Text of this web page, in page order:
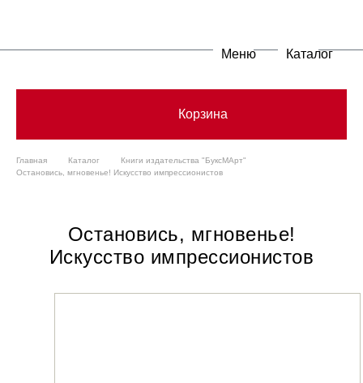
Меню Каталог
Корзина
Главная Каталог
Книги издательства "БуксМАрт"
Остановись, мгновенье! Искусство импрессионистов
Остановись, мгновенье!
Искусство импрессионистов